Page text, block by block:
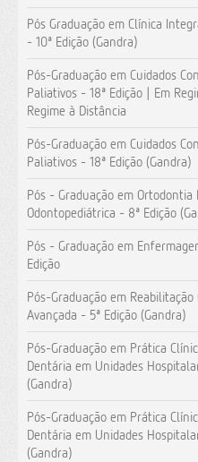
Pós Graduação em Clínica
- 10ª Edição (Gandra)
Pós-Graduação em Cuidados
Paliativos - 18ª Edição | Em
Regime à Distância
Pós-Graduação em Cuidados
Paliativos - 18ª Edição (Gandra)
Pós - Graduação em Ortodontia
Odontopediátrica - 8ª Edição
Pós - Graduação em
Edição
Pós-Graduação em
Avançada - 5ª Edição (Gandra)
Pós-Graduação em Prática
Dentária em Unidades
(Gandra)
Pós-Graduação em Prática
Dentária em Unidades
(Gandra)